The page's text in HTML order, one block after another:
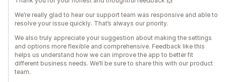
We’re really glad to hear our support team was responsive and able to
resolve your issue quickly. That’s always our priority.
We also truly appreciate your suggestion about making the settings
and options more flexible and comprehensive. Feedback like this
helps us understand how we can improve the app to better fit
different business needs. We’ll be sure to share this with our product
team.